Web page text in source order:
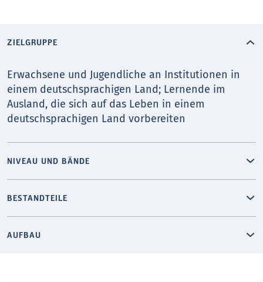
ZIELGRUPPE
Erwachsene und Jugendliche an Institutionen in
einem deutschsprachigen Land; Lernende im
Ausland, die sich auf das Leben in einem
deutschsprachigen Land vorbereiten
NIVEAU UND BÄNDE
BESTANDTEILE
AUFBAU